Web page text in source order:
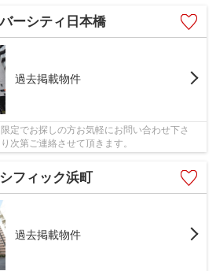
ーシティ日本橋
過去掲載物件
定でお探しの方お気軽にお問い合わせ下さ
次第ご連絡させて頂きます。
フィック浜町
過去掲載物件